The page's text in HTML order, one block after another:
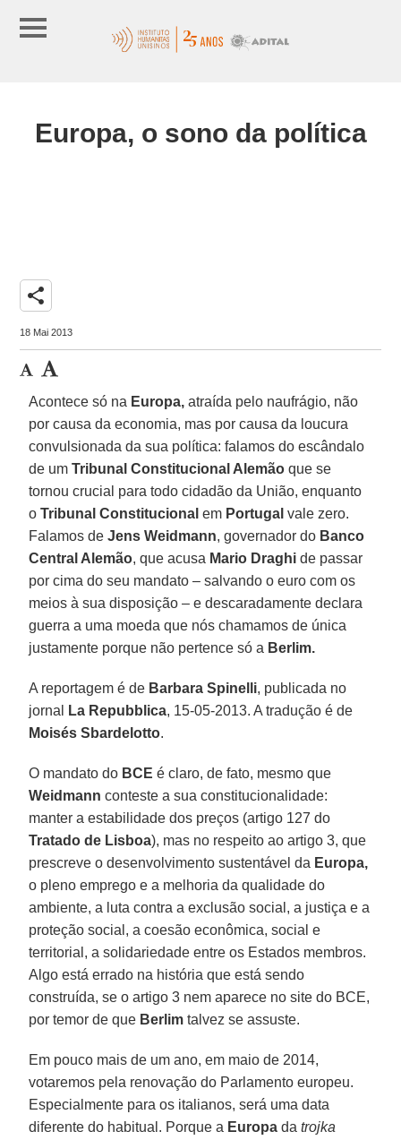
Europa, o sono da política
share
18 Mai 2013
Acontece só na Europa, atraída pelo naufrágio, não
por causa da economia, mas por causa da loucura
convulsionada da sua política: falamos do escândalo
de umTribunal Constitucional Alemão que se
tornou crucial para todo cidadão da União, enquanto
oTribunal Constitucional em Portugal vale zero.
Falamos deJens Weidmann, governador do Banco
Central Alemão, que acusa Mario Draghi de passar
por cima do seu mandato – salvando o euro com os
meios à sua disposição – e descaradamente declara
guerra a uma moeda que nós chamamos de única
justamente porque não pertence só a Berlim.
A reportagem é de Barbara Spinelli, publicada no
jornal
La Repubblica, 15-05-2013. A tradução é de
Moisés Sbardelotto.
O mandato do BCE é claro, de fato, mesmo que
Weidmann conteste a sua constitucionalidade:
manter a estabilidade dos preços (artigo 127 do
Tratado de Lisboa), mas no respeito ao artigo 3, que
prescreve o desenvolvimento sustentável da Europa,
o pleno emprego e a melhoria da qualidade do
ambiente, a luta contra a exclusão social, a justiça e a
proteção social, a coesão econômica, social e
territorial, a solidariedade entre os Estados membros.
Algo está errado na história que está sendo
construída, se o artigo 3 nem aparece no site do BCE,
por temor de que Berlim talvez se assuste.
Em pouco mais de um ano, em maio de 2014,
votaremos pela renovação do Parlamento europeu.
Especialmente para os italianos, será uma data
diferente do habitual. Porque a Europa datrojka